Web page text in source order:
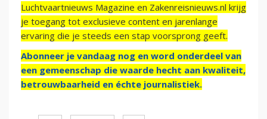
Luchtvaartnieuws Magazine en Zakenreisnieuws.nl krijg
je toegang tot exclusieve content en jarenlange
ervaring die je steeds een stap voorsprong geeft.
Abonneer je vandaag nog en word onderdeel van
een gemeenschap die waarde hecht aan kwaliteit,
betrouwbaarheid en échte journalistiek.